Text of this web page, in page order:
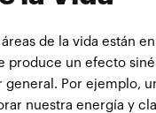
de la vida están
produce un efecto
general. Por ejemplo,
nuestra energía y